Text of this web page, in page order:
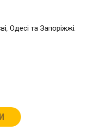
Одесі та Запоріжжі.